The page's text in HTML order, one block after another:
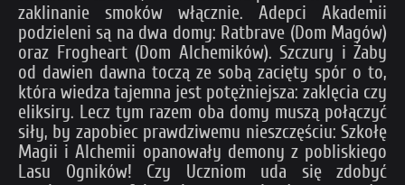
zaklinanie smoków włącznie. Adepci Akademii
podzieleni są na dwa domy: Ratbrave (Dom Magów)
oraz Frogheart (Dom Alchemików). Szczury i Żaby
od dawien dawna toczą ze sobą zacięty spór o to,
która wiedza tajemna jest potężniejsza: zaklęcia czy
eliksiry. Lecz tym razem oba domy muszą połączyć
siły, by zapobiec prawdziwemu nieszczęściu: Szkołę
Magii i Alchemii opanowały demony z pobliskiego
Lasu Ogników! Czy Uczniom uda się zdobyć